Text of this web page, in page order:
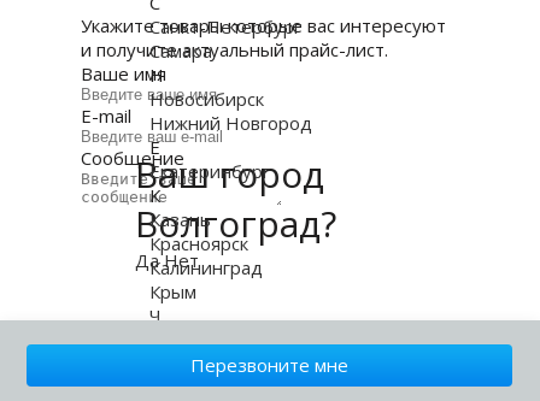
Укажите товары которые вас интересуют
и получите актуальный прайс-лист.
Ваше имя
E-mail
Сообщение
Отправить
Перезвоните мне
Ваш город
Волгоград?
Да Нет
Санкт-Петербург
Самара
Н
Новосибирск
Нижний Новгород
Е
Екатеринбург
К
Казань
Красноярск
Калининград
Крым
Ч
Челябинск
Омск